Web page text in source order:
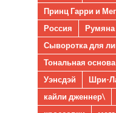
Принц Гарри и
Россия
Румяна
Сыворотка для
Тональная основа
Уэнсдэй
Шри-
кайли дженнер\